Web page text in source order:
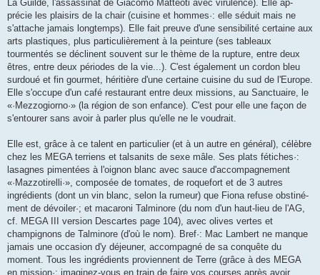
La Guilde, l'assassinat de Giacomo Matteoti avec virulence). Elle ap­
précie les plaisirs de la chair (cuisine et hommes·: elle séduit mais ne
s'attache jamais longtemps). Elle fait preuve d'une sensibilité certaine aux
arts plastiques, plus particulièrement à la peinture (ses tableaux
tourmentés se déclinent souvent sur le thème de la rupture, entre deux
êtres, entre deux périodes de la vie...). C'est également un cordon bleu
surdoué et fin gourmet, héritière d'une certaine cuisine du sud de l'Europe.
Elle s'occupe d'un café restaurant entre deux missions, au Sanctuaire, le
«·Mezzogiorno·» (la région de son enfance). C'est pour elle une façon de
s'entourer sans avoir à parler plus qu'elle ne le voudrait.
Elle est, grâce à ce talent en particulier (et à un autre en général), célèbre
chez les MEGA terriens et talsanits de sexe mâle. Ses plats fétiches·:
lasagnes pimen­tées à l'oignon blanc avec sauce d'accompagnement
«·Mazzotirelli·», composée de tomates, de roque­fort et de 3 autres
ingrédients (dont un vin blanc, selon la ru­meur) que Fiona refuse obstiné­
ment de dévoiler·; et macaroni Talminore (du nom d'un haut-lieu de l'AG,
cf. MEGA III version Des­cartes page 104), avec olives ver­tes et
champignons de Talminore (d'où le nom). Bref·: Mac Lambert ne manque
jamais une occasion d'y déjeuner, accompagné de sa conquête du
moment. Tous les ingrédients proviennent de Terre (grâce à des MEGA
en mission·: imaginez-vous en train de faire vos courses après avoir